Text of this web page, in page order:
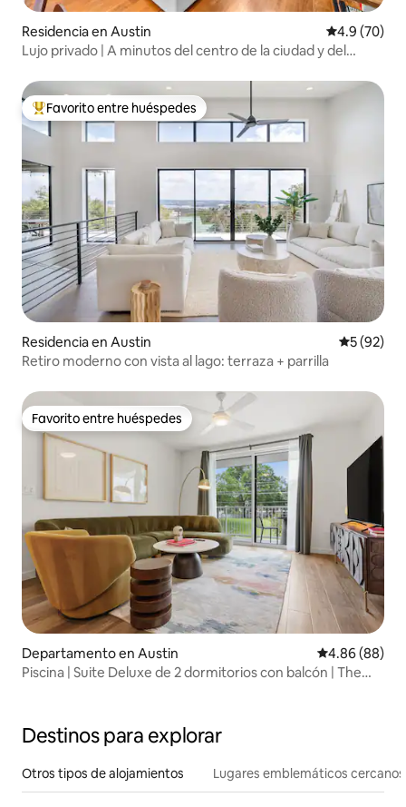
Residencia en Austin Calificación
4.9 (70)
Lujo privado | A minutos del centro de la ciudad y del
De los mejores en Favorito entre huéspedes
Favorito entre huéspedes
Residencia en Austin
5 (92)
Retiro moderno con vista al lago: terraza + parrilla
Favorito entre huéspedes
Favorito entre huéspedes
Departamento en Austin Calificación
4.86 (88)
Piscina | Suite Deluxe de 2 dormitorios con balcón | The
Destinos para explorar
Otros tipos de alojamientos Lugares emblemáticos cercanos